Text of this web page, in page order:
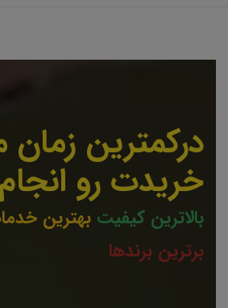
درکمترین
خریدت رو
بالاترین کیفیت بهترین
برترین برندها